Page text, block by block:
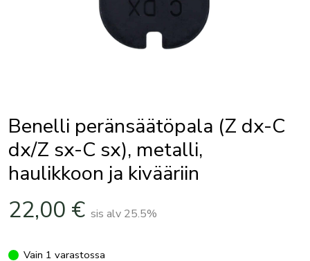
Benelli peränsäätöpala (Z dx-C
dx/Z sx-C sx), metalli,
haulikkoon ja kivääriin
22,00 € sis alv 25.5%
Vain 1 varastossa